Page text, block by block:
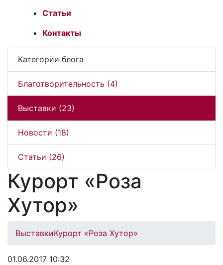
Статьи
Контакты
Категории блога
Благотворительность (4)
Выставки (23)
Новости (18)
Статьи (26)
Курорт «Роза
Хутор»
ВыставкиКурорт «Роза Хутор»
01.06.2017 10:32